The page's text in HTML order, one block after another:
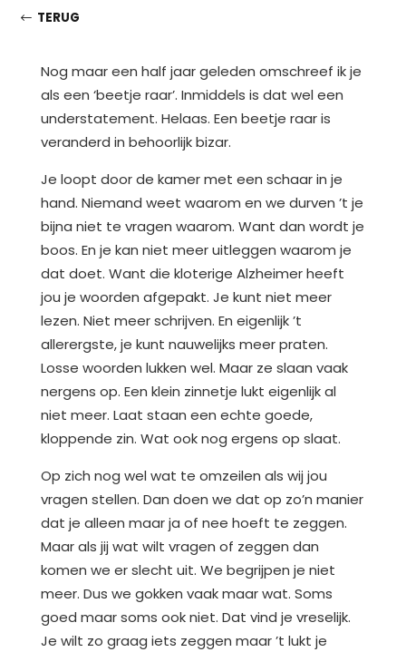
TERUG
Nog maar een half jaar geleden omschreef ik je
als een ‘beetje raar’. Inmiddels is dat wel een
understatement. Helaas. Een beetje raar is
veranderd in behoorlijk bizar.
Je loopt door de kamer met een schaar in je
hand. Niemand weet waarom en we durven ’t je
bijna niet te vragen waarom. Want dan wordt je
boos. En je kan niet meer uitleggen waarom je
dat doet. Want die kloterige Alzheimer heeft
jou je woorden afgepakt. Je kunt niet meer
lezen. Niet meer schrijven. En eigenlijk ’t
allerergste, je kunt nauwelijks meer praten.
Losse woorden lukken wel. Maar ze slaan vaak
nergens op. Een klein zinnetje lukt eigenlijk al
niet meer. Laat staan een echte goede,
kloppende zin. Wat ook nog ergens op slaat.
Op zich nog wel wat te omzeilen als wij jou
vragen stellen. Dan doen we dat op zo’n manier
dat je alleen maar ja of nee hoeft te zeggen.
Maar als jij wat wilt vragen of zeggen dan
komen we er slecht uit. We begrijpen je niet
meer. Dus we gokken vaak maar wat. Soms
goed maar soms ook niet. Dat vind je vreselijk.
Je wilt zo graag iets zeggen maar ’t lukt je